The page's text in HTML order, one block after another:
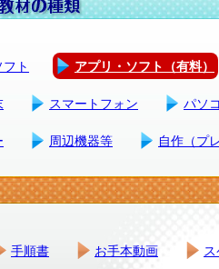
ト アプリ・ソフト（有料）
スマートフォン パソ
周辺機器等 自作（プ
手順書 お手本動画